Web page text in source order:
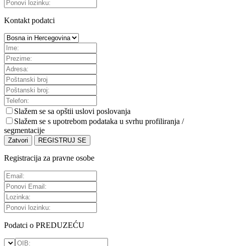
Kontakt podatci
Slažem se sa opštii uslovi poslovanja
Slažem se s upotrebom podataka u svrhu profiliranja /
segmentacije
Zatvori REGISTRUJ SE
Registracija za pravne osobe
Podatci o PREDUZEĆU